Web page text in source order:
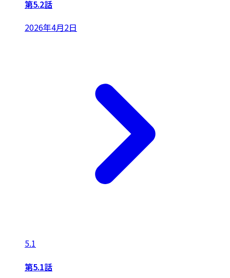
第5.2話
2026年4月2日
5.1
第5.1話